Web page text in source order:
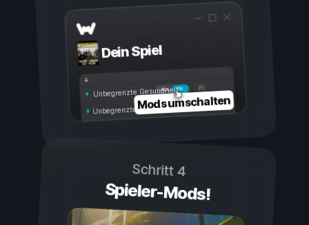
Dein Spiel
Ein
Aus
Unbegrenzte Gesundheit
Unbegrenzte AusdauerMods umschalten
Schritt 4
Spieler-Mods!